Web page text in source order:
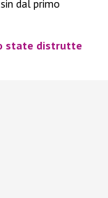
sin dal primo
state distrutte